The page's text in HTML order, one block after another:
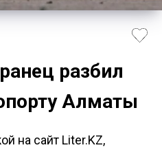
разбил
Алматы
на сайт Liter.KZ,